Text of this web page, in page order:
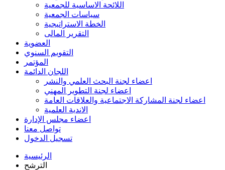
اللائحة الاساسية للجمعية
سياسات الجمعية
الخطة الاستراتيجية
التقرير المالى
العضوية
التقويم السنوي
المؤتمر
اللجان الدائمة
اعضاء لجنة البحث العلمي والنشر
اعضاء لجنة التطوير المهني
اعضاء لجنة المشاركة الاجتماعية والعلاقات العامة
الاندية العلمية
اعضاء مجلس الإدارة
تواصل معنا
تسجيل الدخول
الرئيسية
الترشح